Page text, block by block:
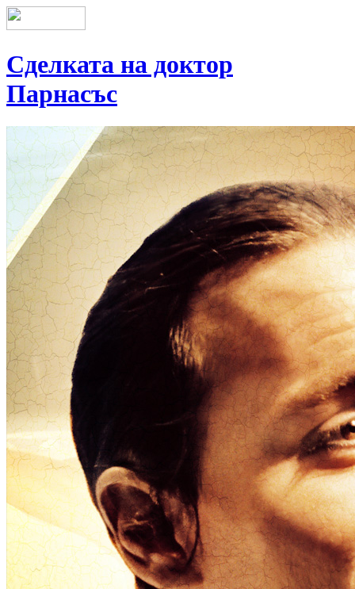
Сделката на доктор
Парнасъс